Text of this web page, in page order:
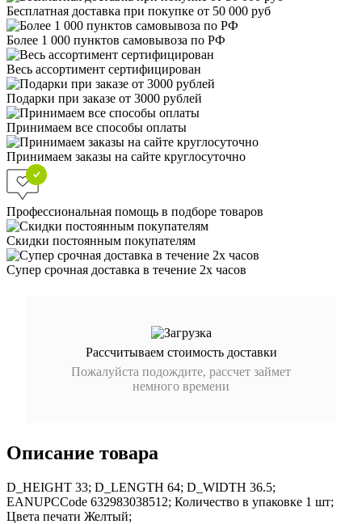
Бесплатная доставка при покупке от 50 000 руб
Более 1 000 пунктов самовывоза по РФ
Весь ассортимент сертифицирован
Подарки при заказе от 3000 рублей
Принимаем все способы оплаты
Принимаем заказы на сайте круглосуточно
Профессиональная помощь в подборе товаров
Скидки постоянным покупателям
Супер срочная доставка в течение 2х часов
Рассчитываем стоимость доставки
Пожалуйста подождите, рассчет займет
немного времени
Описание товара
D_HEIGHT 33; D_LENGTH 64; D_WIDTH 36.5;
EANUPCCode 632983038512; Количество в упаковке 1 шт;
Цвета печати Желтый;